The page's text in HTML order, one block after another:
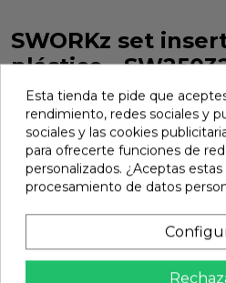
SWORKz set
plástico -
SWORKz set inserts mangueta
Marca: Sworkz
5,75 €
En stock
Esta tienda te pide que
rendimiento, redes sociales y
sociales y las cookies
para ofrecerte funciones de
personalizados. ¿Aceptas
procesamiento de datos